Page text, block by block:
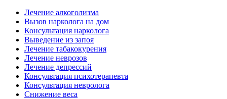
Лечение алкоголизма
Вызов нарколога на дом
Консультация нарколога
Выведение из запоя
Лечение табакокурения
Лечение неврозов
Лечение депрессий
Консультация психотерапевта
Консультация невролога
Снижение веса